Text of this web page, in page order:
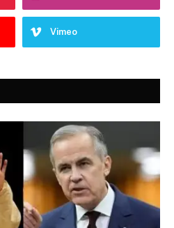
Vimeo